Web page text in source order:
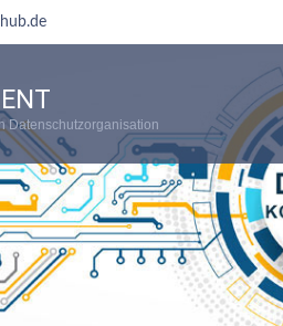
Datenschutzorganisation